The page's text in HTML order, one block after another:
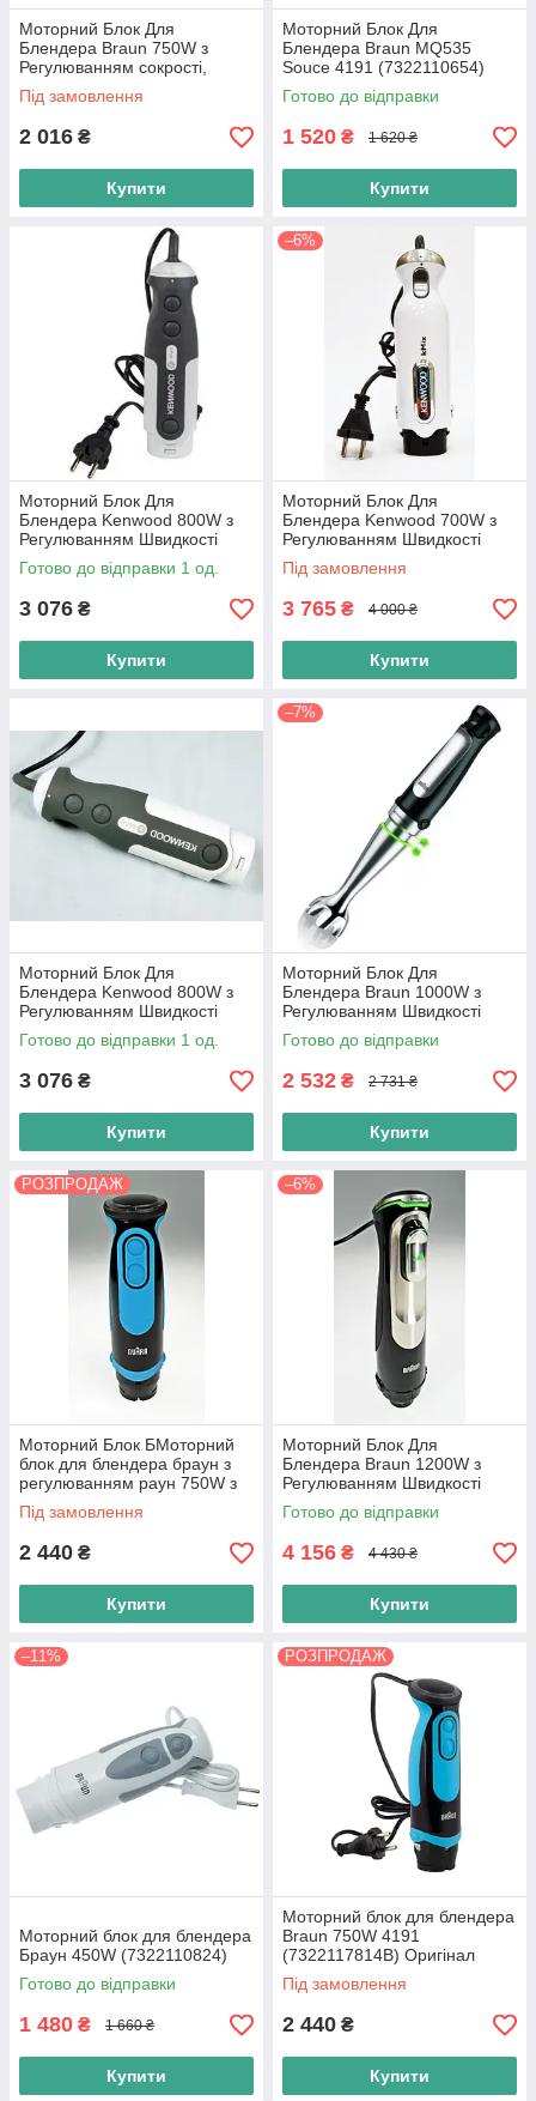
Моторний Блок Для
Блендера Braun 750W з
Регулюванням сокрості,
Турбо (7322114454) 4191
Чорний
Під замовлення
2 016 ₴
Купити
Моторний Блок Для
Блендера Braun MQ535
Souce 4191 (7322110654)
600w турбо 4165 Сірий
Готово до відправки
1 520 ₴ 1 620 ₴
Купити
Моторний Блок Для
Блендера Kenwood 800W з
Регулюванням Швидкості
(KW715647) HDP HB710
Оригінал
Готово до відправки 1 од.
3 076 ₴
Купити
–6%
Моторний Блок Для
Блендера Kenwood 700W з
Регулюванням Швидкості
(KW710450) HB710 Білий
Під замовлення
3 765 ₴ 4 000 ₴
Купити
Моторний Блок Для
Блендера Kenwood 800W з
Регулюванням Швидкості
(KW712994) HB720 Білий з
Сірим
Готово до відправки 1 од.
3 076 ₴
Купити
–7%
Моторний Блок Для
Блендера Braun 1000W з
Регулюванням Швидкості
Smartspeed (7322118634)
HB701 Чорний
Готово до відправки
2 532 ₴ 2 731 ₴
Купити
РОЗПРОДАЖ
Моторний Блок БМоторний
блок для блендера браун з
регулюванням раун 750W з
Регулюванням Швидкості
(7322117814) 4191 Чорний з
Під замовлення
2 440 ₴
Купити
–6%
Моторний Блок Для
Блендера Braun 1200W з
Регулюванням Швидкості
Smartspeed (AS00000451)
HB701 Чорний
Готово до відправки
4 156 ₴ 4 430 ₴
Купити
–11%
Моторний блок для блендера
Браун 450W (7322110824)
Готово до відправки
1 480 ₴ 1 660 ₴
Купити
РОЗПРОДАЖ
Моторний блок для блендера
Braun 750W 4191
(7322117814B) Оригінал
Під замовлення
2 440 ₴
Купити